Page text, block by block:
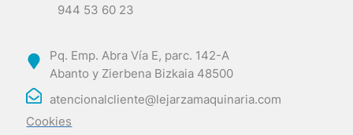
944 53 60 23
Pq. Emp. Abra Vía E, parc. 142-A
Abanto y Zierbena Bizkaia 48500
atencionalcliente@lejarzamaquinaria.com
Cookies